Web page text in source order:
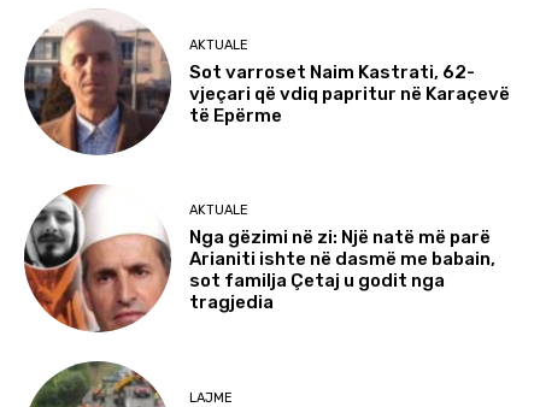
AKTUALE
Sot varroset Naim Kastrati, 62-
vjeçari që vdiq papritur në Karaçevë
të Epërme
AKTUALE
Nga gëzimi në zi: Një natë më parë
Arianiti ishte në dasmë me babain,
sot familja Çetaj u godit nga
tragjedia
LAJME